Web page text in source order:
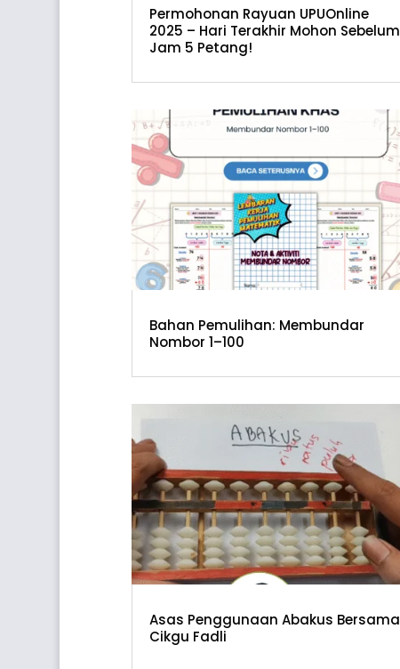
Permohonan Rayuan UPUOnline
2025 – Hari Terakhir Mohon Sebelum
Jam 5 Petang!
Bahan Pemulihan: Membundar
Nombor 1–100
Asas Penggunaan Abakus Bersama
Cikgu Fadli